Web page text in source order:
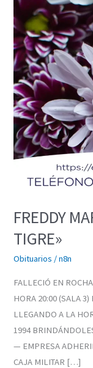
FREDDY
TIGRE»
Obituarios /n8n
FALLECIÓ EN
HORA 20:00 (SALA
LLEGANDO A LA
1994
— EMPRESA
CAJA MILITAR […]
«EL
TIGRE»